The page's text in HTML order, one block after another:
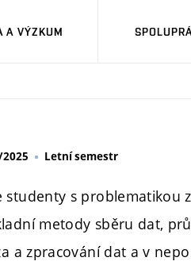
A VÝZKUM
Letní semestr
studenty s
metody sběru dat,
a zpracování dat a v